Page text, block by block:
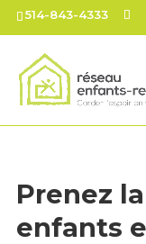
514-843-4333
Prenez
enfants